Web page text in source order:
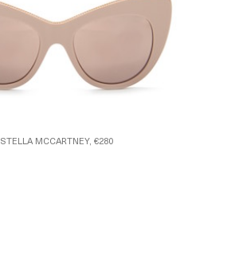
STELLA MCCARTNEY, €280